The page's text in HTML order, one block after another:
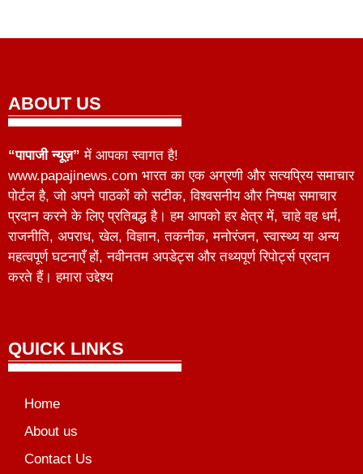
ABOUT US
“पापाजी न्यूज़” में आपका स्वागत है!
www.papajinews.com भारत का एक अग्रणी और सत्यप्रिय समाचार
पोर्टल है, जो अपने पाठकों को सटीक, विश्वसनीय और निष्पक्ष समाचार
प्रदान करने के लिए प्रतिबद्ध है। हम आपको हर क्षेत्र में, चाहे वह धर्म,
राजनीति, अपराध, खेल, विज्ञान, तकनीक, मनोरंजन, स्वास्थ्य या अन्य
महत्वपूर्ण घटनाएँ हों, नवीनतम अपडेट्स और तथ्यपूर्ण रिपोर्ट्स प्रदान
करते हैं। हमारा उद्देश्य
QUICK LINKS
Home
About us
Contact Us